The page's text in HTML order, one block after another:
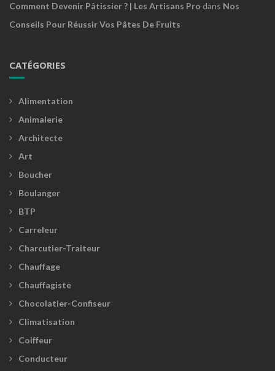
Comment Devenir Pâtissier ? | Les Artisans Pro dans Nos
Conseils Pour Réussir Vos Pâtes De Fruits
CATÉGORIES
Alimentation
Animalerie
Architecte
Art
Boucher
Boulanger
BTP
Carreleur
Charcutier-Traiteur
Chauffage
Chauffagiste
Chocolatier-Confiseur
Climatisation
Coiffeur
Conducteur